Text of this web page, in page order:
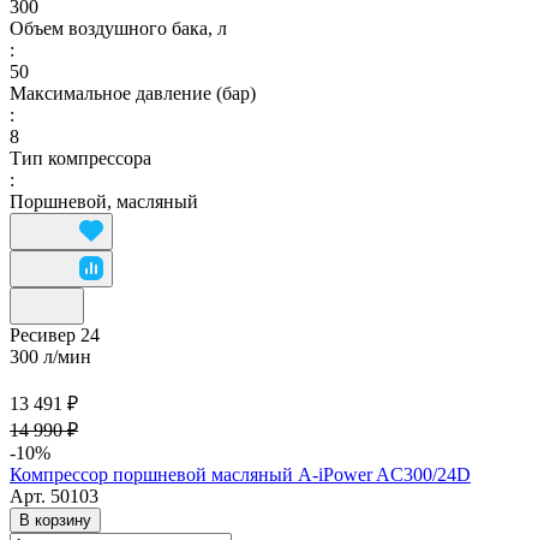
300
Объем воздушного бака, л
:
50
Максимальное давление (бар)
:
8
Тип компрессора
:
Поршневой, масляный
Ресивер 24
300 л/мин
13 491 ₽
14 990 ₽
-10%
Компрессор поршневой масляный A-iPower AC300/24D
Арт. 50103
В корзину